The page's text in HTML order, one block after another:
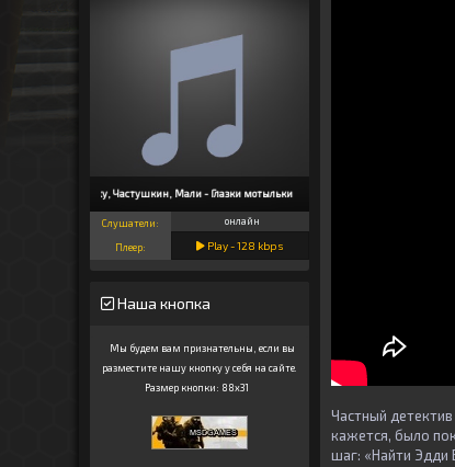
DJ Fanky, Частушкин, Мали - Глазки мотыльки
Слушатели: онлайн
Плеер: Play -128 kbps
Наша кнопка
Мы будем вам признательны, если вы
разместите нашу кнопку у себя на сайте.
Размер кнопки: 88x31
Частный
кажется, было
шаг: «Найти Эдди